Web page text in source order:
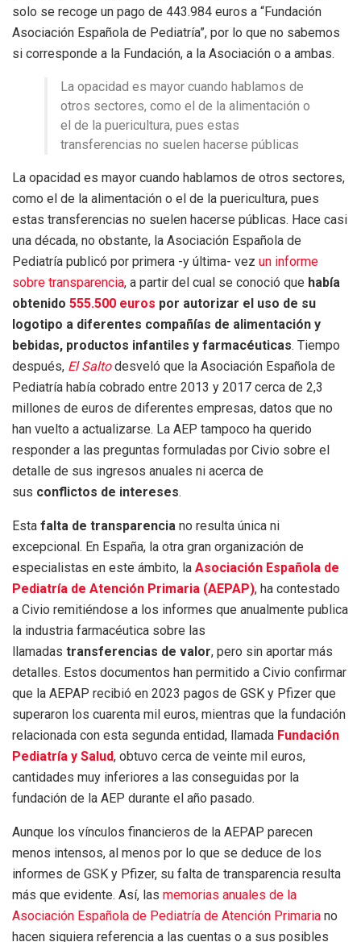
solo se recoge un pago de 443.984 euros a “Fundación
Asociación Española de Pediatría”, por lo que no sabemos
si corresponde a la Fundación, a la Asociación o a ambas.
La opacidad es mayor cuando hablamos de
otros sectores, como el de la alimentación o
el de la puericultura, pues estas
transferencias no suelen hacerse públicas
La opacidad es mayor cuando hablamos de otros sectores,
como el de la alimentación o el de la puericultura, pues
estas transferencias no suelen hacerse públicas. Hace casi
una década, no obstante, la Asociación Española de
Pediatría publicó por primera -y última- vez un informe
sobre transparencia, a partir del cual se conoció que había
obtenido 555.500 euros por autorizar el uso de su
logotipo a diferentes compañías de alimentación y
bebidas, productos infantiles y farmacéuticas. Tiempo
después, El Saltodesveló que la Asociación Española de
Pediatría había cobrado entre 2013 y 2017 cerca de 2,3
millones de euros de diferentes empresas, datos que no
han vuelto a actualizarse. La AEP tampoco ha querido
responder a las preguntas formuladas por Civio sobre el
detalle de sus ingresos anuales ni acerca de
sus conflictos de intereses.
Esta falta de transparencia no resulta única ni
excepcional. En España, la otra gran organización de
especialistas en este ámbito, la Asociación Española de
Pediatría de Atención Primaria (AEPAP), ha contestado
a Civio remitiéndose a los informes que anualmente publica
la industria farmacéutica sobre las
llamadas transferencias de valor, pero sin aportar más
detalles. Estos documentos han permitido a Civio confirmar
que la AEPAP recibió en 2023 pagos de GSK y Pfizer que
superaron los cuarenta mil euros, mientras que la fundación
relacionada con esta segunda entidad, llamada Fundación
Pediatría y Salud, obtuvo cerca de veinte mil euros,
cantidades muy inferiores a las conseguidas por la
fundación de la AEP durante el año pasado.
Aunque los vínculos financieros de la AEPAP parecen
menos intensos, al menos por lo que se deduce de los
informes de GSK y Pfizer, su falta de transparencia resulta
más que evidente. Así, las memorias anuales de la
Asociación Española de Pediatría de Atención Primaria no
hacen siquiera referencia a las cuentas o a sus posibles